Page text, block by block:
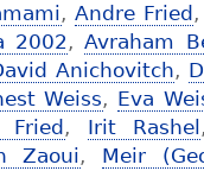
,Andre Fried
2002,Avraham
Anichovitch,
Weiss, Eva
Fried , Irit Rashel
Zaoui, Meir